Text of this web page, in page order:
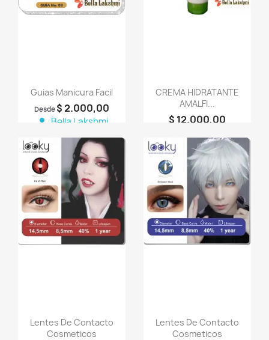
Guias Manicura Facil
Desde $ 2.000,00
person Bella Lakshmi
CREMA HIDRATANTE
AMALFI...
$ 12.000,00
Lentes De Contacto
Cosmeticos
favorite_border
Lentes De Contacto
Cosmeticos
favorite_border